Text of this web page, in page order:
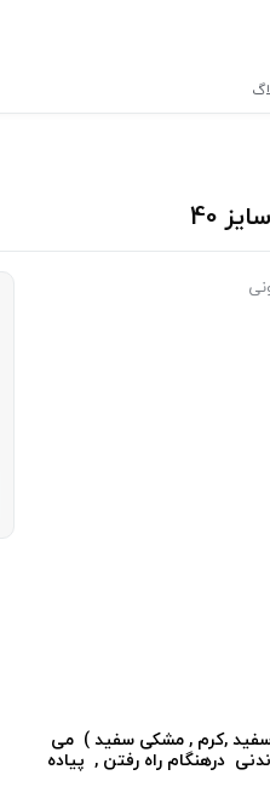
ارکبرد )در 4 رنگ (مشکی , سفید ,کرم , مشکی سفید ) می
درهنگام راه رفتن , پیاده